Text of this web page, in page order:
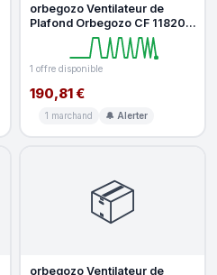
orbegozo Ventilateur de
Plafond Orbegozo CF 118200
60W 200cm 6 Vitesses 8
1 offre disponible
190,81 €
1 marchand 🔔 Alerter
📦
orbegozo Ventilateur de